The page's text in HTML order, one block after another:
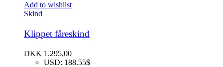
Add to wishlist
Skind
Klippet fåreskind
DKK 1.295,00
USD: 188.55$